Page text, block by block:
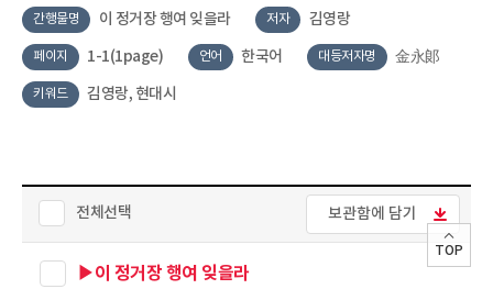
간행물명 이 정거장 행여 잊을라 저자 김영랑
페이지 1-1(1page) 언어 한국어 대등저자명 金永郞
키워드 김영랑, 현대시
전체선택 보관함에 담기
▶이 정거장 행여 잊을라
TOP